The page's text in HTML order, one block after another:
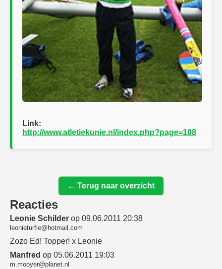
Link:
http://www.atletiekunie.nl/index.php?page=108
← Terug naar overzicht
Reacties
Leonie Schilder op 09.06.2011 20:38
leonieturfie@hotmail.com
Zozo Ed! Topper! x Leonie
Manfred op 05.06.2011 19:03
m.mooyer@planet.nl